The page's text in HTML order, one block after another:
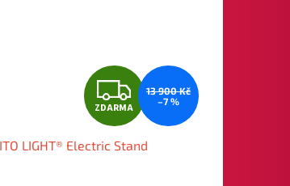
Z
D
A
ZDARMA
13 900 Kč
–7 %
LIGHT® Electric Stand